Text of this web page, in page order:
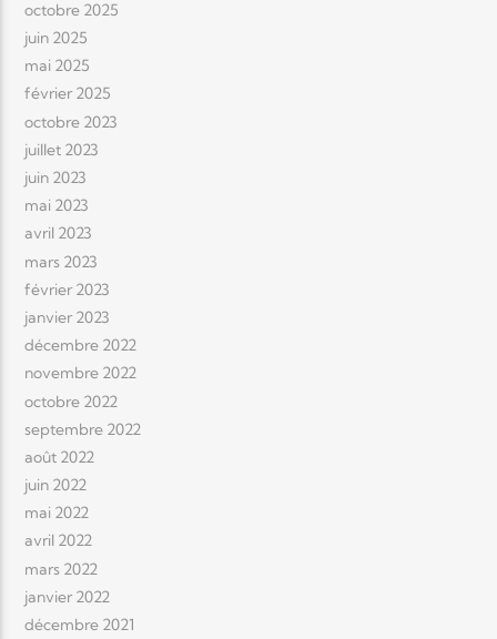
octobre 2025
juin 2025
mai 2025
février 2025
octobre 2023
juillet 2023
juin 2023
mai 2023
avril 2023
mars 2023
février 2023
janvier 2023
décembre 2022
novembre 2022
octobre 2022
septembre 2022
août 2022
juin 2022
mai 2022
avril 2022
mars 2022
janvier 2022
décembre 2021